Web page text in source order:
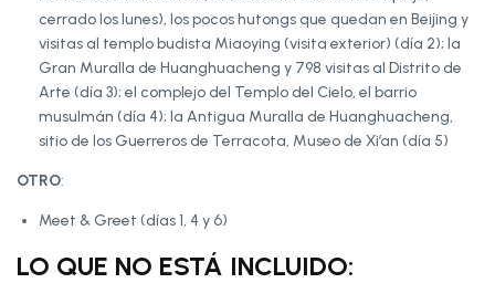
cerrado los lunes), los pocos hutongs que quedan en Beijing y
visitas al templo budista Miaoying (visita exterior) (día 2); la
Gran Muralla de Huanghuacheng y 798 visitas al Distrito de
Arte (día 3); el complejo del Templo del Cielo, el barrio
musulmán (día 4); la Antigua Muralla de Huanghuacheng,
sitio de los Guerreros de Terracota, Museo de Xi’an (día 5)
OTRO:
Meet & Greet (días 1, 4 y 6)
LO QUE NO ESTÁ INCLUIDO: